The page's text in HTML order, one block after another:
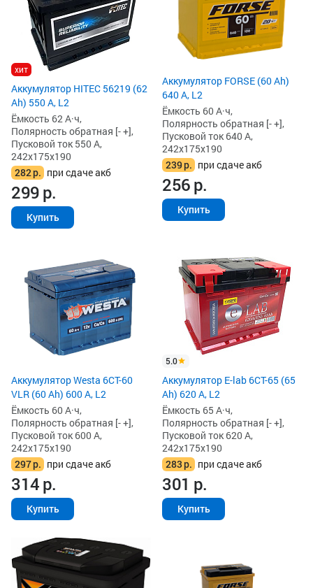
хит
Аккумулятор HITEC 56219 (62
Ah) 550 А, L2
Ёмкость 62 А·ч,
Полярность обратная [- +],
Пусковой ток 550 А,
242x175x190
282р. при сдаче акб
299р.
Купить
Аккумулятор FORSE (60 Ah)
640 А, L2
Ёмкость 60 А·ч,
Полярность обратная [- +],
Пусковой ток 640 А,
242x175x190
239р. при сдаче акб
256р.
Купить
Аккумулятор Westa 6СТ-60
VLR (60 Ah) 600 А, L2
Ёмкость 60 А·ч,
Полярность обратная [- +],
Пусковой ток 600 А,
242x175x190
297р. при сдаче акб
314р.
Купить
5.0
Аккумулятор E-lab 6СТ-65 (65
Ah) 620 А, L2
Ёмкость 65 А·ч,
Полярность обратная [- +],
Пусковой ток 620 А,
242x175x190
283р. при сдаче акб
301 р.
Купить